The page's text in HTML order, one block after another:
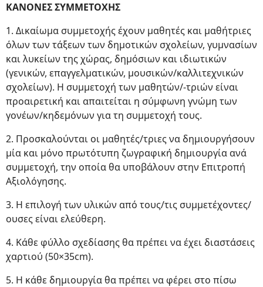
ΚΑΝΟΝΕΣ ΣΥΜΜΕΤΟΧΗΣ
1. Δικαίωμα συμμετοχής έχουν μαθητές και μαθήτριες
όλων των τάξεων των δημοτικών σχολείων, γυμνασίων
και λυκείων της χώρας, δημόσιων και ιδιωτικών
(γενικών, επαγγελματικών, μουσικών/καλλιτεχνικών
σχολείων). Η συμμετοχή των μαθητών/-τριών είναι
προαιρετική και απαιτείται η σύμφωνη γνώμη των
γονέων/κηδεμόνων για τη συμμετοχή τους.
2. Προσκαλούνται οι μαθητές/τριες να δημιουργήσουν
μία και μόνο πρωτότυπη ζωγραφική δημιουργία ανά
συμμετοχή, την οποία θα υποβάλουν στην Επιτροπή
Αξιολόγησης.
3. Η επιλογή των υλικών από τους/τις συμμετέχοντες/
ουσες είναι ελεύθερη.
4. Κάθε φύλλο σχεδίασης θα πρέπει να έχει διαστάσεις
χαρτιού (50×35cm).
5. H κάθε δημιουργία θα πρέπει να φέρει στο πίσω